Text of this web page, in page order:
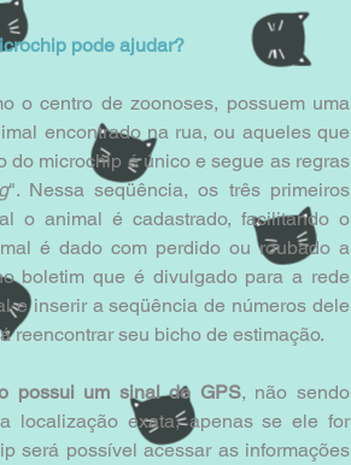
pode ajudar?
o centro de zoonoses, possuem uma
encontrado na rua, ou aqueles que
do microchip é único e segue as regras
". Nessa seqüência, os três primeiros
o animal é cadastrado, facilitando o
é dado com perdido ou roubado a
boletim que é divulgado para a rede
e inserir a seqüência de números dele
reencontrar seu bicho de estimação.
possui um sinal de GPS, não sendo
localização exata, apenas se ele for
será possível acessar as informações